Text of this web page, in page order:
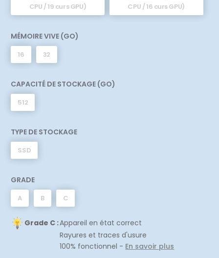
CPU / 19 curs GPU)
CPU / 16 curs GPU)
MÉMOIRE VIVE (GO)
16 32
CAPACITÉ DE STOCKAGE (GO)
512
TYPE DE STOCKAGE
SSD
GRADE
A B C
Grade C :Appareil en état correct
Rayures et traces d'usure
100% fonctionnel - En savoir plus